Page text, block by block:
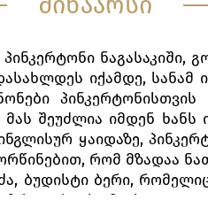
ნაგასაკიში,
იქამდე, სანამ
მას შეუძლია იმდენ
ყაიდაზე,
რომ მზადაა
ბუდისტი ბერი,
ქალს.